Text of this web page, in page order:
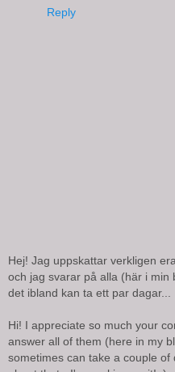
Reply
Hej! Jag uppskattar verkligen
och jag svarar på alla (här i min
det ibland kan ta ett par dagar...
Hi! I appreciate so much your
answer all of them (here in my
sometimes can take a couple of